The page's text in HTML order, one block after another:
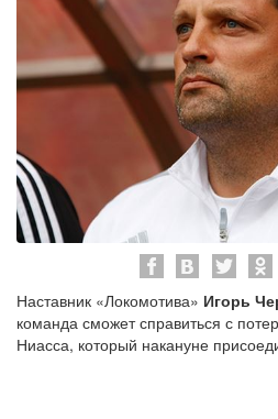
Наставник «Локомотива» Игорь
команда сможет справиться с
Ниасса, который накануне